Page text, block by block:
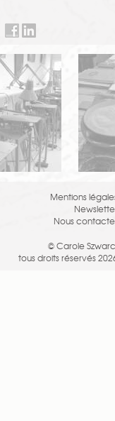
Mentions
Nous
© Carole
tous droits réservés